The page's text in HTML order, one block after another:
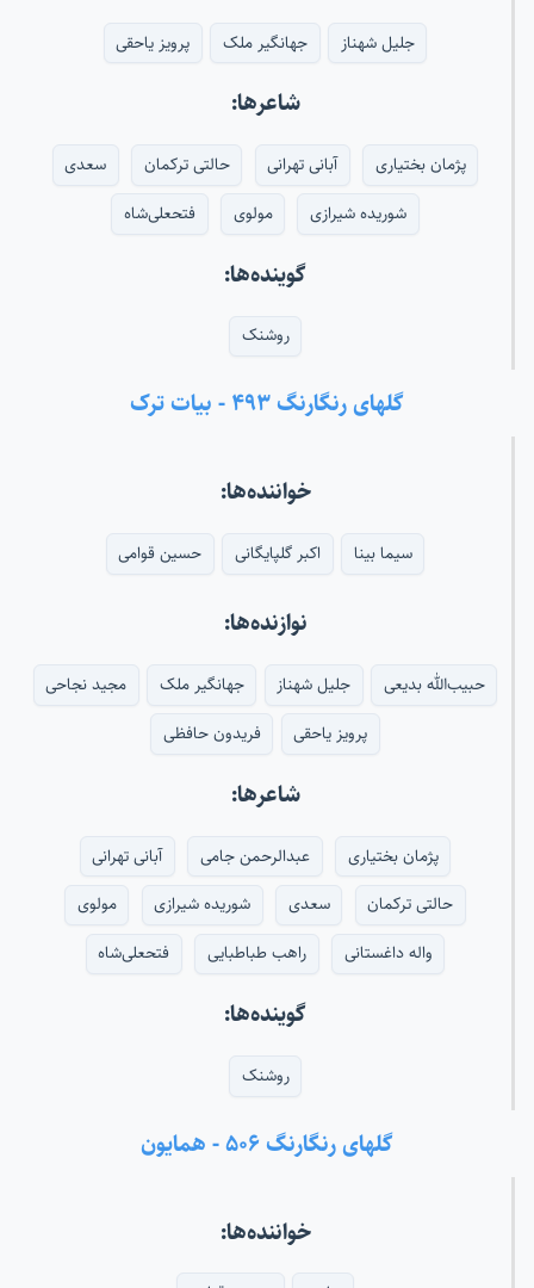
جلیل شهناز جهانگیر ملک پرویز یاحقی
شاعرها:
پژمان بختیاری آبانی تهرانی حالتی ترکمان
سعدی
شوریده شیرازی
مولوی فتحعلی‌شاه
گوینده‌ها:
روشنک
گلهای رنگارنگ ۴۹۳ - بیات ترک
خواننده‌ها:
سیما بینا اکبر گلپایگانی حسین قوامی
نوازنده‌ها:
حبیب‌الله بدیعی جلیل شهناز جهانگیر ملک
مجید نجاحی
پرویز یاحقی
فریدون حافظی
شاعرها:
پژمان بختیاری عبدالرحمن جامی
آبانی تهرانی
حالتی ترکمان
سعدی شوریده شیرازی
مولوی
واله داغستانی
راهب طباطبایی فتحعلی‌شاه
گوینده‌ها:
روشنک
گلهای رنگارنگ ۵۰۶ - همایون
خواننده‌ها: